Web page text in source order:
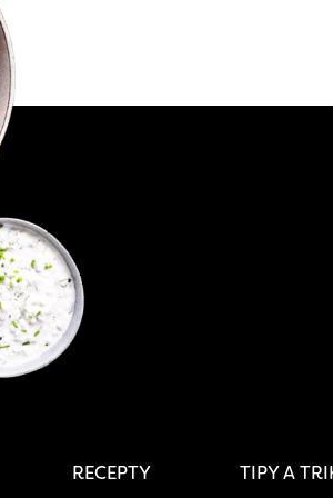
RECEPTY TIPY A